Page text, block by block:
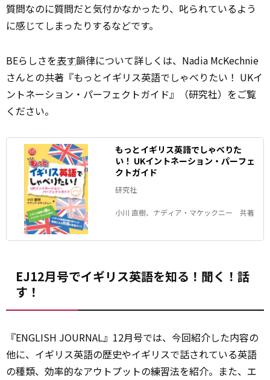
質問なのに質問だと気付かなかったり、叱られているよう
に感じてしまったりするなどです。
BEらしさを表す韻律について詳しくは、Nadia McKechnie
さんとの共著『もっとイギリス英語でしゃべりたい！ UKイ
ントネーション・パーフェクトガイド』（研究社）をご覧
ください。
もっとイギリス英語でしゃべりた
い！ UKイントネーション・パーフェ
クトガイド
研究社
小川 直樹、ナディア・マケックニー 共著
EJ12月号でイギリス英語を知る！聞く！話
す！
『ENGLISH JOURNAL』12月号では、今回紹介した内容の
他に、イギリス英語の歴史やイギリスで話されている英語
の種類、効率的なアウトプットの練習法を紹介。また、エ